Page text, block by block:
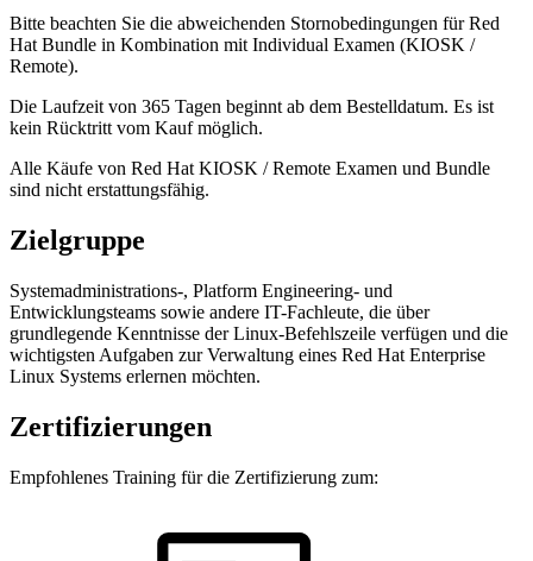
Bitte beachten Sie die abweichenden Stornobedingungen für Red
Hat Bundle in Kombination mit Individual Examen (KIOSK /
Remote).
Die Laufzeit von 365 Tagen beginnt ab dem Bestelldatum. Es ist
kein Rücktritt vom Kauf möglich.
Alle Käufe von Red Hat KIOSK / Remote Examen und Bundle
sind nicht erstattungsfähig.
Zielgruppe
Systemadministrations-, Platform Engineering- und
Entwicklungsteams sowie andere IT-Fachleute, die über
grundlegende Kenntnisse der Linux-Befehlszeile verfügen und die
wichtigsten Aufgaben zur Verwaltung eines Red Hat Enterprise
Linux Systems erlernen möchten.
Zertifizierungen
Empfohlenes Training für die Zertifizierung zum: